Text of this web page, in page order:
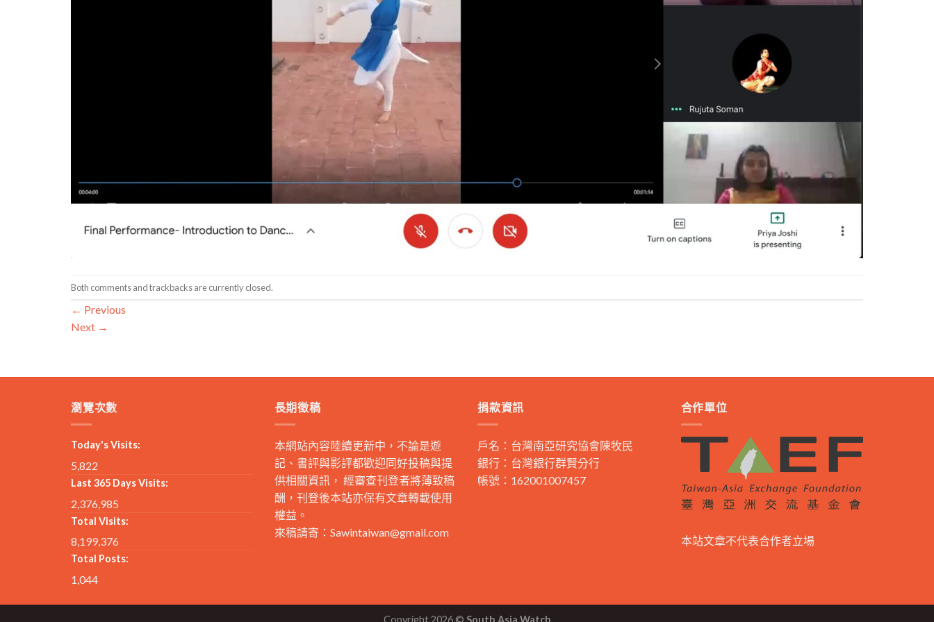
Both comments and trackbacks are currently closed.
← Previous
Next →
瀏覽次數
Today's Visits:
5,822
Last 365 Days Visits:
2,376,985
Total Visits:
8,199,376
Total Posts:
1,044
長期徵稿
本網站內容陸續更新中，不論是遊
記、書評與影評都歡迎同好投稿與提
供相關資訊， 經審查刊登者將薄致稿
酬，刊登後本站亦保有文章轉載使用
權益。
來稿請寄： Sawintaiwan@gmail.com
捐款資訊
戶名：台灣南亞研究協會陳牧民
銀行：台灣銀行群賢分行
帳號：162001007457
合作單位
本站文章不代表合作者立場
Copyright 2026 © South Asia Watch